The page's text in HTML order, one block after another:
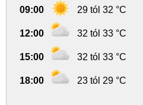
09:00 29 tól 32 °C
12:00 32 tól 33 °C
15:00 32 tól 33 °C
18:00 23 tól 29 °C